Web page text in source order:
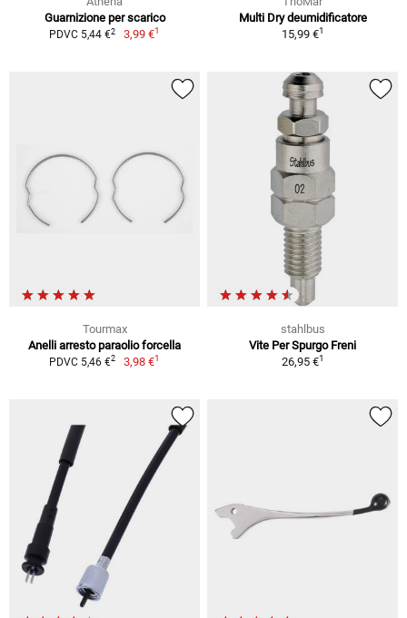
Guarnizione per scarico
PDVC 5,44 €2 3,99 €1
Multi Dry deumidificatore
15,99 €1
Tourmax
Anelli arresto paraolio forcella
PDVC 5,46 €2 3,98 €1
stahlbus
Vite Per Spurgo Freni
26,95 €1